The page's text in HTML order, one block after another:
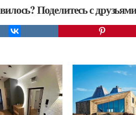
Поделитесь с